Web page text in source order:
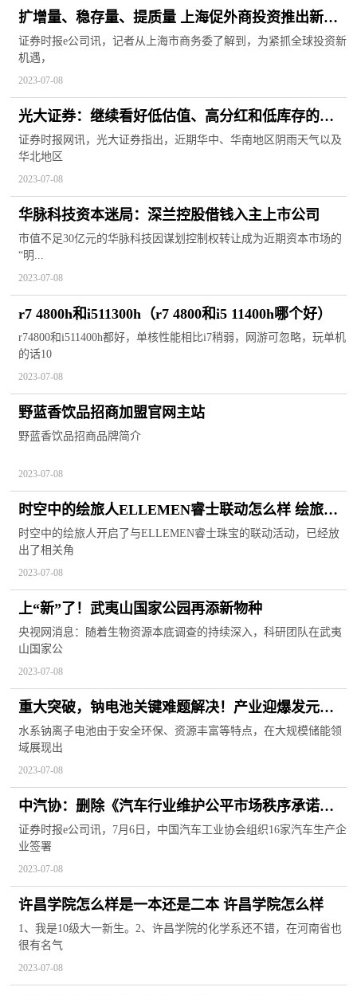
扩增量、稳存量、提质量 上海促外商投资推出新计
划
证券时报e公司讯，记者从上海市商务委了解到，为紧抓全球投资新
机遇，
2023-07-08
光大证券：继续看好低估值、高分红和低库存的消
费品标的
证券时报网讯，光大证券指出，近期华中、华南地区阴雨天气以及
华北地区
2023-07-08
华脉科技资本迷局：深兰控股借钱入主上市公司
市值不足30亿元的华脉科技因谋划控制权转让成为近期资本市场的
“明...
2023-07-08
r7 4800h和i511300h（r7 4800和i5 11400h哪个好）
r74800和i511400h都好，单核性能相比i7稍弱，网游可忽略，玩单机
的话10
2023-07-08
野蓝香饮品招商加盟官网主站
野蓝香饮品招商品牌简介
2023-07-08
时空中的绘旅人ELLEMEN睿士联动怎么样 绘旅人
ellemen联动海报一览
时空中的绘旅人开启了与ELLEMEN睿士珠宝的联动活动，已经放
出了相关角
2023-07-08
上“新”了！武夷山国家公园再添新物种
央视网消息：随着生物资源本底调查的持续深入，科研团队在武夷
山国家公
2023-07-08
重大突破，钠电池关键难题解决！产业迎爆发元
年，这些公司投产进度曝光，北上资金加码4股超亿
元
水系钠离子电池由于安全环保、资源丰富等特点，在大规模储能领
域展现出
2023-07-08
中汽协：删除《汽车行业维护公平市场秩序承诺
书》中表意不当条款
证券时报e公司讯，7月6日，中国汽车工业协会组织16家汽车生产企
业签署
2023-07-08
许昌学院怎么样是一本还是二本 许昌学院怎么样
1、我是10级大一新生。2、许昌学院的化学系还不错，在河南省也
很有名气
2023-07-08